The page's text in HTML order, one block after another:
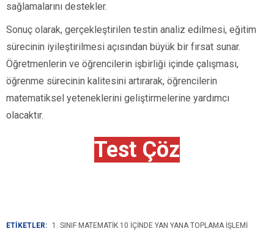
sağlamalarını destekler.
Sonuç olarak, gerçekleştirilen testin analiz edilmesi, eğitim
sürecinin iyileştirilmesi açısından büyük bir fırsat sunar.
Öğretmenlerin ve öğrencilerin işbirliği içinde çalışması,
öğrenme sürecinin kalitesini artırarak, öğrencilerin
matematiksel yeteneklerini geliştirmelerine yardımcı
olacaktır.
Test Çöz
ETİKETLER: 1. SINIF MATEMATIK 10 IÇINDE YAN YANA TOPLAMA İŞLEMI